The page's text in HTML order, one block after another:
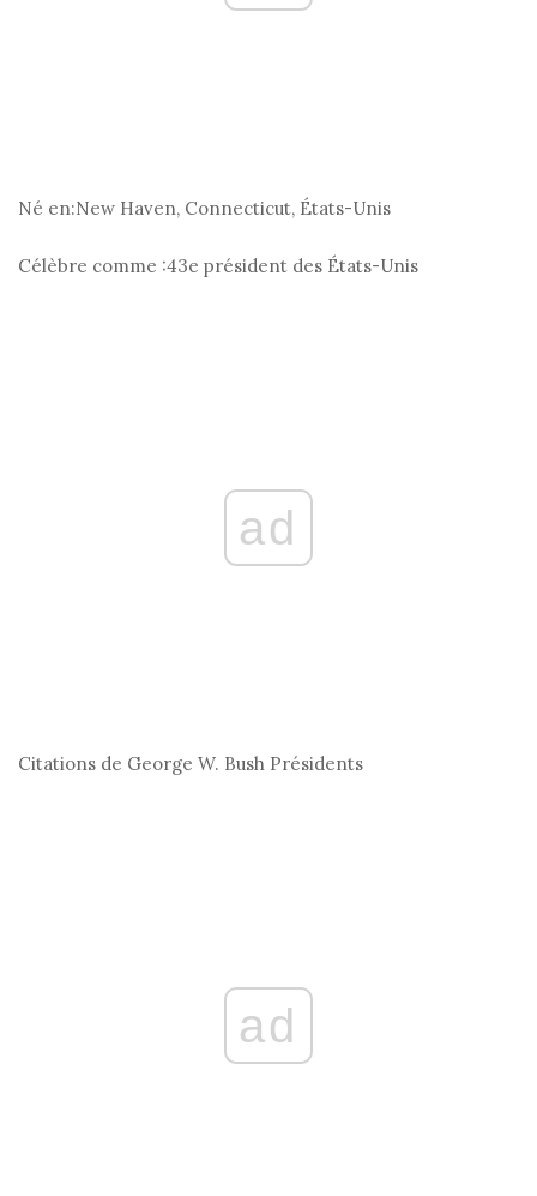
Né en:New Haven, Connecticut, États-Unis
Célèbre comme :43e président des États-Unis
ad
Citations de George W. Bush Présidents
ad